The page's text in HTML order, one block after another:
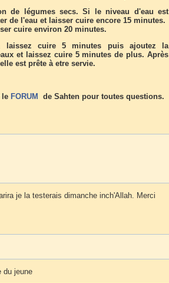
de légumes secs. Si le niveau d'eau est
de l'eau et laisser cuire encore 15 minutes.
cuire environ 20 minutes.
laissez cuire 5 minutes puis ajoutez la
et laissez cuire 5 minutes de plus. Après
est prête à etre servie.
le FORUM
de Sahten pour toutes questions.
je la testerais dimanche inch'Allah. Merci
du jeune